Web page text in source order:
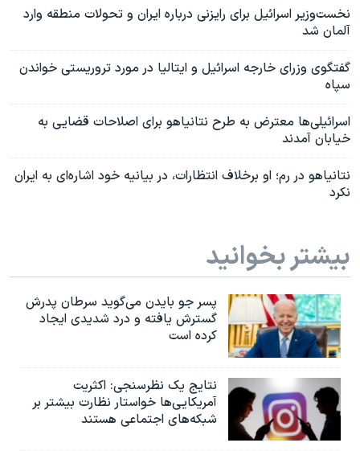
نخست‌وزیر اسرائیل برای رایزنی درباره ایران و تحولات منطقه وارد
آلمان شد
گفتگوی وزرای خارجه اسرائیل و ایتالیا در مورد تروریستی خواندن
سپاه
اسرائيلی‌ها معترض به طرح نتانیاهو برای اصلاحات قضایی به
خیابان‌ آمدند
نتانیاهو در رم؛ او برخلاف انتظارات، در بیانیه خود اشاره‌ای به ایران
نکرد
بیشتر بخوانید
پسر جو بایدن می‌گوید سرطان پدرش
گسترش یافته و درد شدیدی ایجاد
کرده است
نتایج یک نظرسنجی: اکثریت
آمریکایی‌ها خواستار نظارت بیشتر بر
شبکه‌های اجتماعی هستند